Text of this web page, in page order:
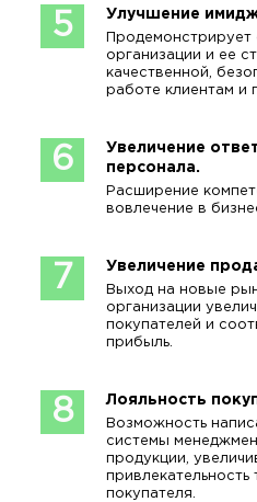
5 Улучшение
Продемонстрирует
организации и ее
качественной,
работе клиентам и
6
Увеличение
персонала.
Расширение
вовлечение в
7 Увеличение
Выход на новые
организации
покупателей и
прибыль.
8 Лояльность
Возможность
системы
продукции,
привлекательность
покупателя.